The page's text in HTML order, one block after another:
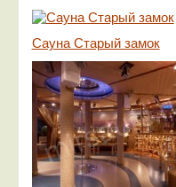
Сауна Старый замок